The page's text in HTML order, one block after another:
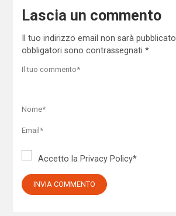
Lascia un commento
Il tuo indirizzo email non sarà pubblicato.
obbligatori sono contrassegnati *
Accetto la Privacy Policy*